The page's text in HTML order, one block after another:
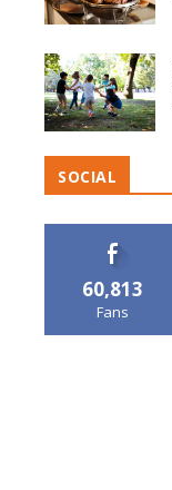
SOCIAL
60,813
Fans